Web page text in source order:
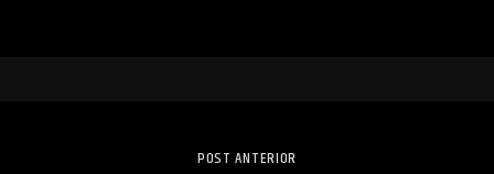
POST ANTERIOR